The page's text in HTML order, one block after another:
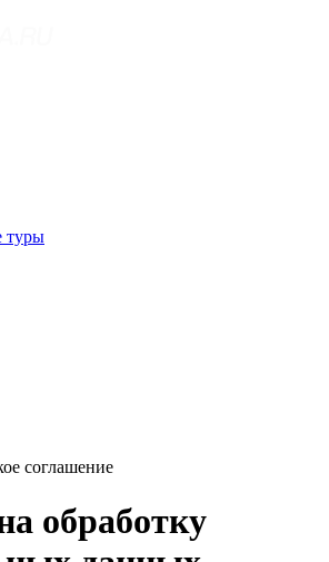
туры
соглашение
обработку